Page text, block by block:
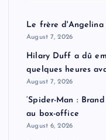
Le frère
August 7, 2026
Hilary Duff a dû
quelques heures
August 7, 2026
‘Spider-Man :
au box-office
August 6, 2026